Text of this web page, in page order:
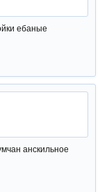
ебаные
анскильное